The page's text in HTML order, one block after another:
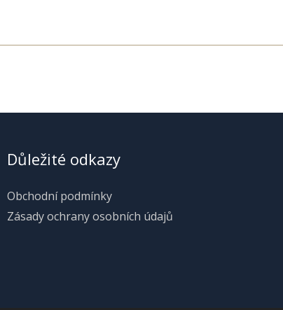
Důležité odkazy
Obchodní podmínky
Zásady ochrany osobních údajů